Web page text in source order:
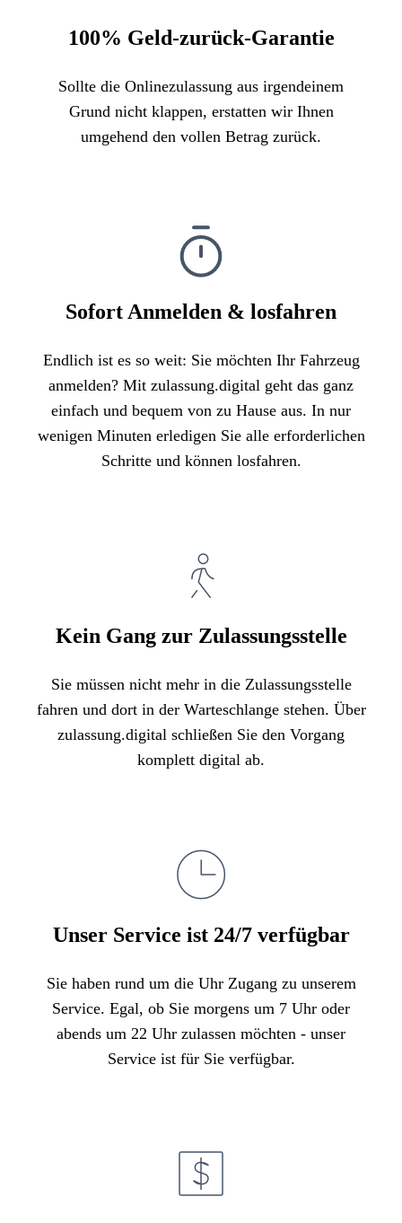
100% Geld-zurück-Garantie
Sollte die Onlinezulassung aus irgendeinem
Grund nicht klappen, erstatten wir Ihnen
umgehend den vollen Betrag zurück.
Sofort Anmelden & losfahren
Endlich ist es so weit: Sie möchten Ihr Fahrzeug
anmelden? Mit zulassung.digital geht das ganz
einfach und bequem von zu Hause aus. In nur
wenigen Minuten erledigen Sie alle erforderlichen
Schritte und können losfahren.
Kein Gang zur Zulassungsstelle
Sie müssen nicht mehr in die Zulassungsstelle
fahren und dort in der Warteschlange stehen. Über
zulassung.digital schließen Sie den Vorgang
komplett digital ab.
Unser Service ist 24/7 verfügbar
Sie haben rund um die Uhr Zugang zu unserem
Service. Egal, ob Sie morgens um 7 Uhr oder
abends um 22 Uhr zulassen möchten - unser
Service ist für Sie verfügbar.